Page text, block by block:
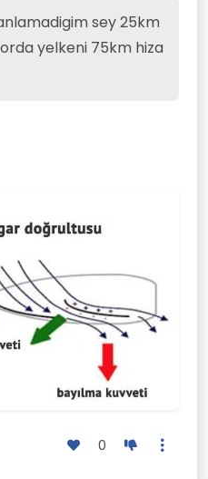
sey 25km
yelkeni 75km hiza
0